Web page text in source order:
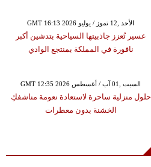
GMT 16:13 2026 الأحد ,12 تموز / يوليو
عسير تُعزز جاذبيتها السياحية بتدشين أكبر
نافورة في المملكة بمنتجع الوادي
GMT 12:35 2026 السبت ,01 آب / أغسطس
حلول منزلية ساحرة لاستعادة نعومة مناشفكِ
الخشنة بدون معطرات